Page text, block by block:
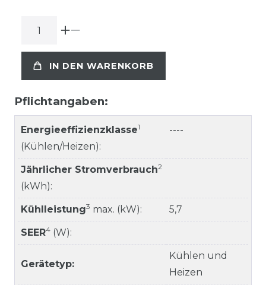
IN DEN WARENKORB
Pflichtangaben:
Energieeffizienzklasse1
(Kühlen/Heizen):
----
Jährlicher Stromverbrauch2
(kWh):
Kühlleistung3 max. (kW): 5,7
SEER4 (W):
Gerätetyp:
Kühlen und
Heizen